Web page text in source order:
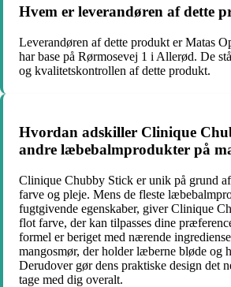
Hvem er leverandøren af dette
Leverandøren af dette produkt er Matas
har base på Rørmosevej 1 i Allerød. De
og kvalitetskontrollen af dette produkt.
Hvordan adskiller Clinique
andre læbebalmprodukter på
Clinique Chubby Stick er unik på grund
farve og pleje. Mens de fleste
fugtgivende egenskaber, giver Clinique
flot farve, der kan tilpasses dine
formel er beriget med nærende
mangosmør, der holder læberne bløde og
Derudover gør dens praktiske design det
tage med dig overalt.